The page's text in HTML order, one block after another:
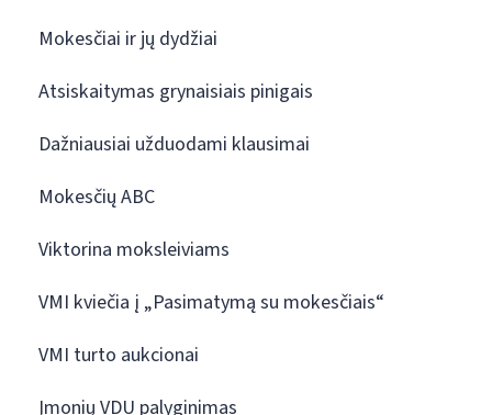
Mokesčiai ir jų dydžiai
Atsiskaitymas grynaisiais pinigais
Dažniausiai užduodami klausimai
Mokesčių ABC
Viktorina moksleiviams
VMI kviečia į „Pasimatymą su mokesčiais“
VMI turto aukcionai
Įmonių VDU palyginimas